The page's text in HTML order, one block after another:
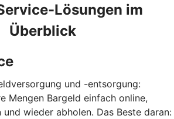
Lösungen im
Überblick
und -entsorgung:
Mengen Bargeld einfach online,
und wieder abholen. Das Beste daran: